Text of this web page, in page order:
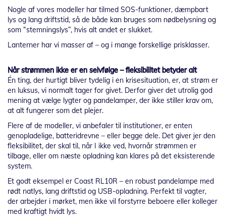
Nogle af vores modeller har tilmed SOS-funktioner, dæmpbart
lys og lang driftstid, så de både kan bruges som nødbelysning og
som “stemningslys”, hvis alt andet er slukket.
Lanterner har vi masser af – og i mange forskellige prisklasser.
Når strømmen ikke er en selvfølge – fleksibilitet betyder alt
Én ting, der hurtigt bliver tydelig i en krisesituation, er, at strøm er
en luksus, vi normalt tager for givet. Derfor giver det utrolig god
mening at vælge lygter og pandelamper, der ikke stiller krav om,
at alt fungerer som det plejer.
Flere af de modeller, vi anbefaler til institutioner, er enten
genopladelige, batteridrevne – eller begge dele. Det giver jer den
fleksibilitet, der skal til, når I ikke ved, hvornår strømmen er
tilbage, eller om næste opladning kan klares på det eksisterende
system.
Et godt eksempel er Coast RL10R – en robust pandelampe med
rødt natlys, lang driftstid og USB-opladning. Perfekt til vagter,
der arbejder i mørket, men ikke vil forstyrre beboere eller kolleger
med kraftigt hvidt lys.